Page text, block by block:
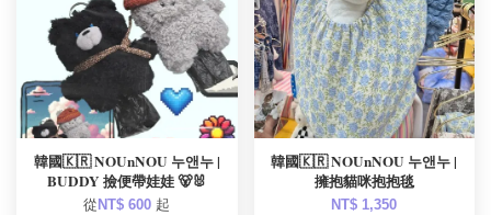
韓國🇰🇷 NOUnNOU 누앤누 |
BUDDY 撿便帶娃娃 🐻🐰
從 NT$ 600 起
韓國🇰🇷 NOUnNOU 누앤누 |
擁抱貓咪抱抱毯
NT$ 1,350